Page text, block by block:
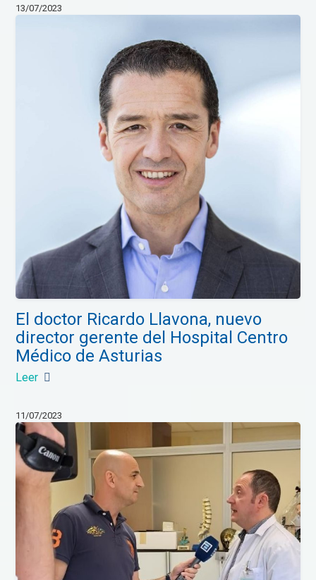
13/07/2023
El doctor Ricardo Llavona, nuevo
director gerente del Hospital Centro
Médico de Asturias
Leer
11/07/2023